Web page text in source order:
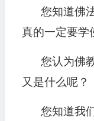
放
您知道佛
真的一定要学
您认为佛
又是什么呢？
您知道我